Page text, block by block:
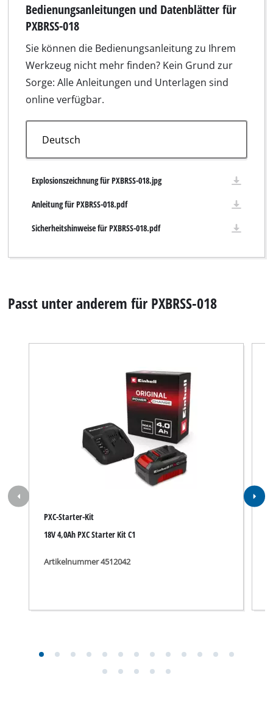
Bedienungsanleitungen und Datenblätter für
PXBRSS-018
Sie können die Bedienungsanleitung zu Ihrem
Werkzeug nicht mehr finden? Kein Grund zur
Sorge: Alle Anleitungen und Unterlagen sind
online verfügbar.
Explosionszeichnung für PXBRSS-018.jpg
Anleitung für PXBRSS-018.pdf
Sicherheitshinweise für PXBRSS-018.pdf
Passt unter anderem für PXBRSS-018
PXC-Starter-Kit
18V 4,0Ah PXC Starter Kit C1
Artikelnummer 4512042